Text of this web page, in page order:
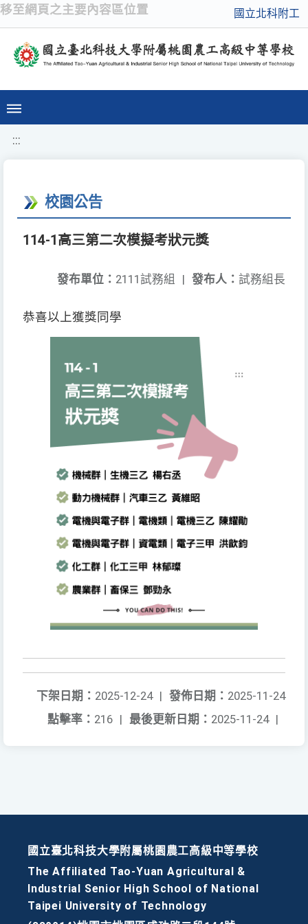
移至網頁之主要內容區位置 國立北科附工
:::
校園公告
114-1高三第二次模擬考狀元獎
發布人： 試務組長
發布單位： 2111試務組 |
恭喜以上獲獎同學
發佈日期： 2025-11-24
下架日期： 2025-12-24 |
最後更新日期： 2025-11-24 |
點擊率： 216 |
國立臺北科技大學附屬桃園農工高級中等學校
The Affiliated Tao-Yuan Agricultural &
Industrial Senior High School of National
Taipei University of Technology